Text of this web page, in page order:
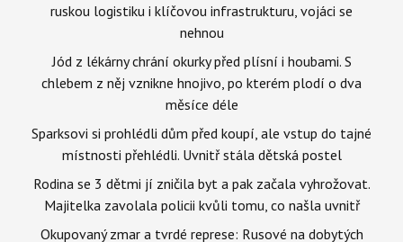
ruskou logistiku i klíčovou infrastrukturu, vojáci se
nehnou
Jód z lékárny chrání okurky před plísní i houbami. S
chlebem z něj vznikne hnojivo, po kterém plodí o dva
měsíce déle
Sparksovi si prohlédli dům před koupí, ale vstup do tajné
místnosti přehlédli. Uvnitř stála dětská postel
Rodina se 3 dětmi jí zničila byt a pak začala vyhrožovat.
Majitelka zavolala policii kvůli tomu, co našla uvnitř
Okupovaný zmar a tvrdé represe: Rusové na dobytých